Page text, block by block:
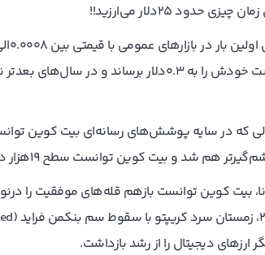
۲۵دلار می‌ارزید!!
خرید‌و‌فروش شد. قیمت‌گذاری که تا پایان سال توانست خودش را به
سالی که در سایه پوشش‌های رسانه‌ای بیت کوین
اوج پاندمی کرونا، بیت کوین توانست بازهم قله‌های موفقیت را